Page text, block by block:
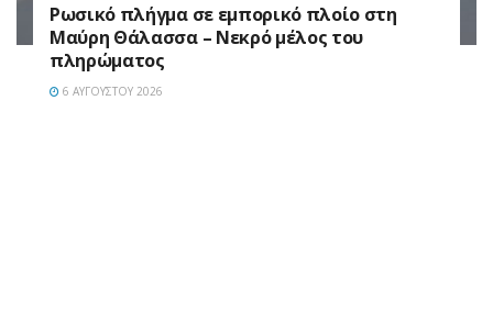
Ρωσικό πλήγμα σε εμπορικό πλοίο στη
Μαύρη Θάλασσα – Νεκρό μέλος του
πληρώματος
6 ΑΥΓΟΎΣΤΟΥ 2026